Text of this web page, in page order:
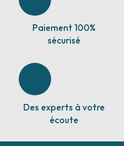
Paiement 100%
sécurisé
Des experts à votre
écoute